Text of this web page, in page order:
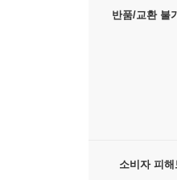
반품/교환 불
소비자 피해